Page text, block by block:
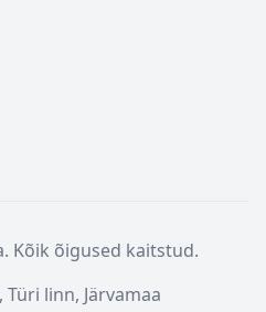
Kõik õigused kaitstud.
linn, Järvamaa